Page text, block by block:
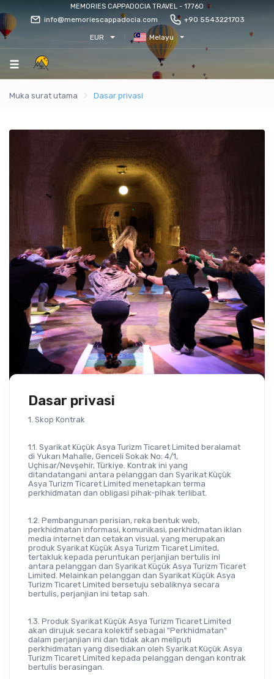
MEMORIES CAPPADOCIA TRAVEL - 17760
info@memoriescappadocia.com +90 5543221703
EUR Melayu
Muka surat utama Dasar privasi
Dasar privasi
1. Skop Kontrak
1.1. Syarikat Küçük Asya Turizm Ticaret Limited beralamat
di Yukarı Mahalle, Genceli Sokak No: 4/1,
Uçhisar/Nevşehir, Türkiye. Kontrak ini yang
ditandatangani antara pelanggan dan Syarikat Küçük
Asya Turizm Ticaret Limited menetapkan terma
perkhidmatan dan obligasi pihak-pihak terlibat.
1.2. Pembangunan perisian, reka bentuk web,
perkhidmatan informasi, komunikasi, perkhidmatan iklan
media internet dan cetakan visual, yang merupakan
produk Syarikat Küçük Asya Turizm Ticaret Limited,
tertakluk kepada peruntukan perjanjian bertulis ini
antara pelanggan dan Syarikat Küçük Asya Turizm Ticaret
Limited. Melainkan pelanggan dan Syarikat Küçük Asya
Turizm Ticaret Limited bersetuju sebaliknya secara
bertulis, perjanjian ini tetap sah.
1.3. Produk Syarikat Küçük Asya Turizm Ticaret Limited
akan dirujuk secara kolektif sebagai "Perkhidmatan"
dalam perjanjian ini dan tidak akan meliputi
perkhidmatan yang disediakan oleh Syarikat Küçük Asya
Turizm Ticaret Limited kepada pelanggan dengan kontrak
bertulis berasingan.